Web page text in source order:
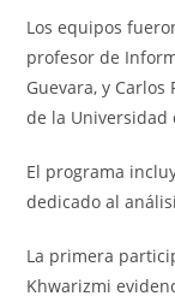
Los equipos
profesor de
Guevara, y
de la Universidad
El programa
dedicado al
La primera
Khwarizmi